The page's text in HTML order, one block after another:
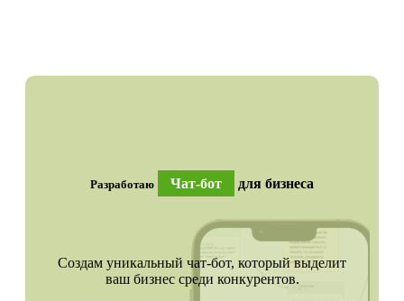
Разработаю Чат-бот для бизнеса
Создам уникальный чат-бот, который выделит
ваш бизнес среди конкурентов.